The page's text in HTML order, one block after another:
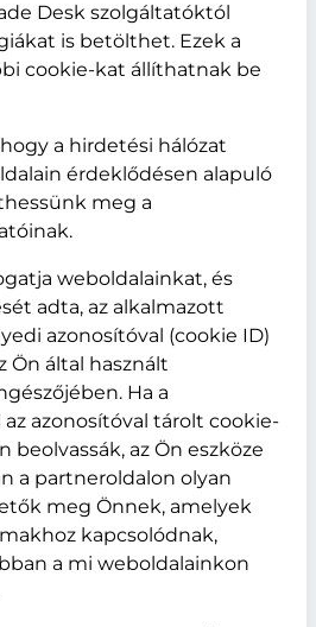
Desk szolgáltatóktól
is betölthet. Ezek a
cookie-kat állíthatnak be
a hirdetési hálózat
érdeklődésen alapuló
meg a
weboldalainkat, és
adta, az alkalmazott
azonosítóval (cookie ID)
Ön által használt
Ha a
azonosítóval tárolt cookie-
az Ön eszköze
a partneroldalon olyan
meg Önnek, amelyek
kapcsolódnak,
a mi weboldalainkon